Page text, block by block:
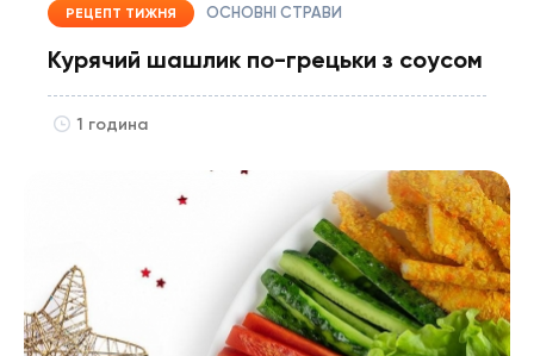
РЕЦЕПТ ТИЖНЯ ОСНОВНІ СТРАВИ
Курячий шашлик по-грецьки з соусом
1 година